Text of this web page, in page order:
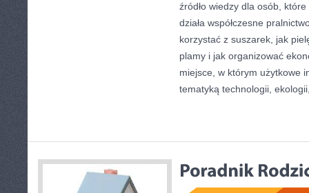
źródło wiedzy dla osób,
działa współczesne
korzystać z suszarek, jak
plamy i jak organizować
miejsce, w którym użytkowe
tematyką technologii,